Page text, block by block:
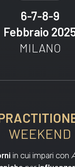
6-7-8-9
Febbraio
MILANO
WEEKEND
in cui impari con